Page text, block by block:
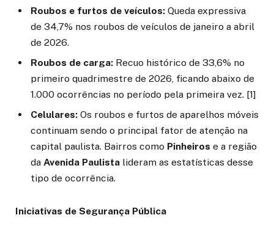
Roubos e furtos de veículos: Queda expressiva
de 34,7% nos roubos de veículos de janeiro a abril
de 2026.
Roubos de carga: Recuo histórico de 33,6% no
primeiro quadrimestre de 2026, ficando abaixo de
1.000 ocorrências no período pela primeira vez. [1]
Celulares: Os roubos e furtos de aparelhos móveis
continuam sendo o principal fator de atenção na
capital paulista. Bairros como Pinheiros e a região
da Avenida Paulista lideram as estatísticas desse
tipo de ocorrência.
Iniciativas de Segurança Pública